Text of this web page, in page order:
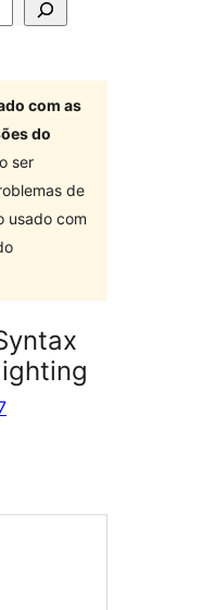
com as
do
ser
de
usado com